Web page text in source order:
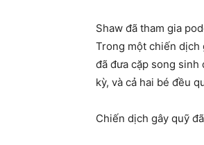
Shaw đã tham gia
Trong một chiến dịch
đã đưa cặp song
kỳ, và cả hai bé đều
Chiến dịch gây quỹ